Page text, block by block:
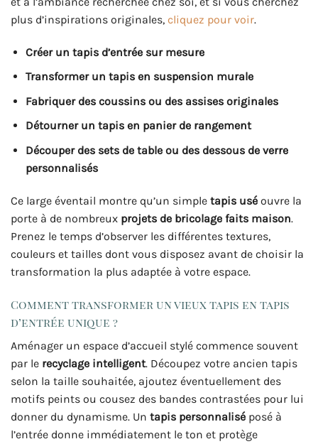
plus d’inspirations originales, cliquez pour voir.
Créer un tapis d’entrée sur mesure
Transformer un tapis en suspension murale
Fabriquer des coussins ou des assises originales
Détourner un tapis en panier de rangement
Découper des sets de table ou des dessous de verre
personnalisés
Ce large éventail montre qu’un simple tapis usé ouvre la
porte à de nombreux projets de bricolage faits maison.
Prenez le temps d’observer les différentes textures,
couleurs et tailles dont vous disposez avant de choisir la
transformation la plus adaptée à votre espace.
Comment transformer un vieux tapis en tapis
d’entrée unique ?
Aménager un espace d’accueil stylé commence souvent
par le recyclage intelligent. Découpez votre ancien tapis
selon la taille souhaitée, ajoutez éventuellement des
motifs peints ou cousez des bandes contrastées pour lui
donner du dynamisme. Un tapis personnalisé posé à
l’entrée donne immédiatement le ton et protège